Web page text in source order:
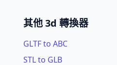
其他 3d 轉換器
GLTF to ABC
STL to GLB